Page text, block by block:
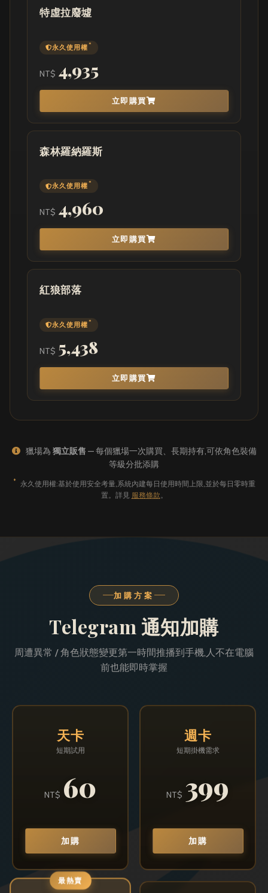
特虛拉廢墟
永久使用權*
NT$ 4,935
立即購買
森林羅納羅斯
永久使用權*
NT$ 4,960
立即購買
紅狼部落
永久使用權*
NT$ 5,438
立即購買
獵場為 獨立販售 — 每個獵場一次購買、長期持有,可依角色裝備
等級分批添購
*
永久使用權:基於使用安全考量,系統內建每日使用時間上限,並於每日零時重
置。詳見 服務條款 。
加購方案
Telegram 通知加購
周遭異常 / 角色狀態變更第一時間推播到手機,人不在電腦
前也能即時掌握
天卡
短期試用
NT$ 60
加購
週卡
短期掛機需求
NT$ 399
加購
最熱賣